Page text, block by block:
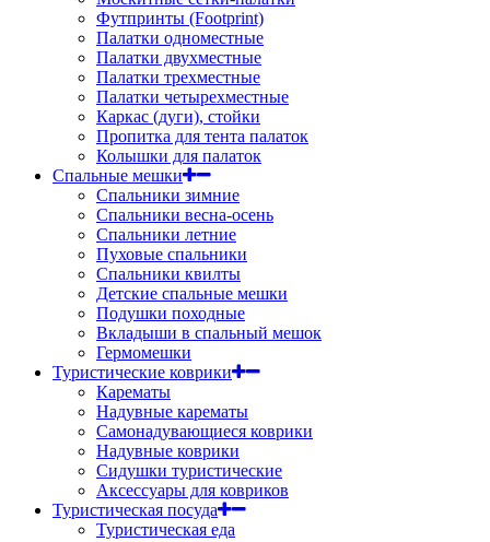
Футпринты (Footprint)
Палатки одноместные
Палатки двухместные
Палатки трехместные
Палатки четырехместные
Каркас (дуги), стойки
Пропитка для тента палаток
Колышки для палаток
Спальные мешки
Спальники зимние
Спальники весна-осень
Спальники летние
Пуховые спальники
Спальники квилты
Детские спальные мешки
Подушки походные
Вкладыши в спальный мешок
Гермомешки
Туристические коврики
Карематы
Надувные карематы
Самонадувающиеся коврики
Надувные коврики
Сидушки туристические
Аксессуары для ковриков
Туристическая посуда
Туристическая еда